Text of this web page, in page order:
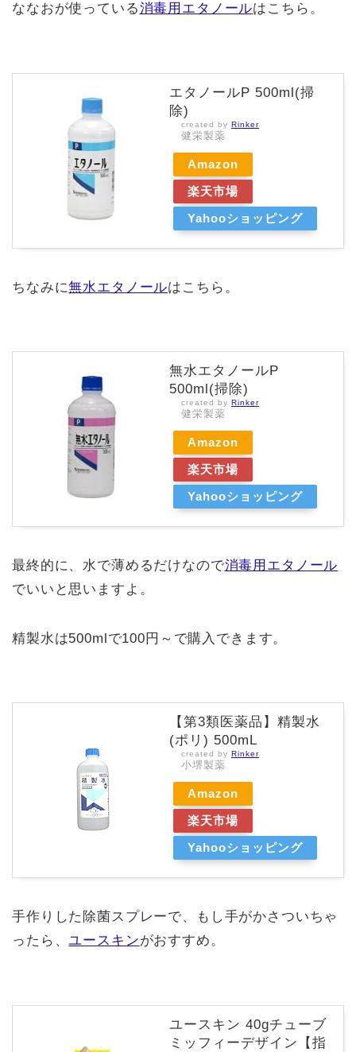
ななおが使っている消毒用エタノールはこちら。
エタノールP 500ml(掃
除)
created by Rinker
健栄製薬
Amazon
楽天市場
Yahooショッピング
ちなみに無水エタノールはこちら。
無水エタノールP
500ml(掃除)
created by Rinker
健栄製薬
Amazon
楽天市場
Yahooショッピング
最終的に、水で薄めるだけなので消毒用エタノール
でいいと思いますよ。
精製水は500mlで100円～で購入できます。
【第3類医薬品】精製水
(ポリ) 500mL
created by Rinker
小堺製薬
Amazon
楽天市場
Yahooショッピング
手作りした除菌スプレーで、もし手がかさついちゃ
ったら、ユースキンがおすすめ。
ユースキン 40gチューブ
ミッフィーデザイン【指